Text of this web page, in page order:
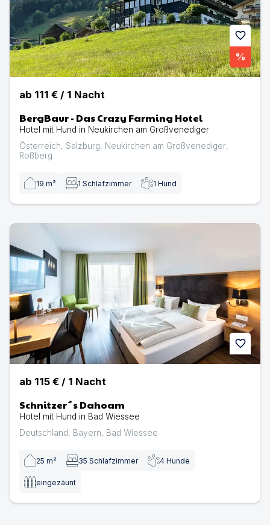
favorite
%
ab 111 € / 1 Nacht
BergBaur - Das Crazy Farming Hotel
Hotel mit Hund in Neukirchen am Großvenediger
Österreich, Salzburg, Neukirchen am Großvenediger,
Roßberg
19 m² 1 Schlafzimmer 1 Hund
favorite
Schnitzer´s Dahoam | Hotel mit Hund in Bad Wiessee
ab 115 € / 1 Nacht
Schnitzer´s Dahoam
Hotel mit Hund in Bad Wiessee
Deutschland, Bayern, Bad Wiessee
25 m² 35 Schlafzimmer 4 Hunde
eingezäunt